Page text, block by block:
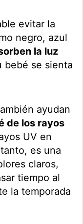
evitar la
negro, azul
la luz
bebé se sienta
ayudan
de los rayos
UV en
es una
claros,
tiempo al
la temporada